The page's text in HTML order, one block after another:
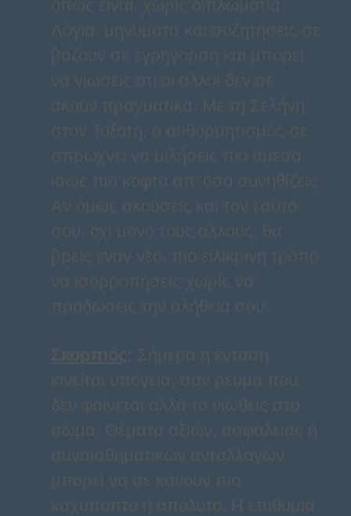
όπως είναι, χωρίς διπλωματία.
Λόγια, μηνύματα και συζητήσεις σε
βάζουν σε εγρήγορση και μπορεί
να νιώσεις ότι οι άλλοι δεν σε
ακούν πραγματικά. Με τη Σελήνη
στον Τοξότη, ο αυθορμητισμός σε
σπρώχνει να μιλήσεις πιο άμεσα,
ίσως πιο κοφτά απ’ όσο συνηθίζεις.
Αν όμως ακούσεις και τον εαυτό
σου, όχι μόνο τους άλλους, θα
βρεις έναν νέο, πιο ειλικρινή τρόπο
να ισορροπήσεις χωρίς να
προδώσεις την αλήθεια σου.
Σκορπιός: Σήμερα η ένταση
κινείται υπόγεια, σαν ρεύμα που
δεν φαίνεται αλλά το νιώθεις στο
σώμα. Θέματα αξιών, ασφάλειας ή
συναισθηματικών ανταλλαγών
μπορεί να σε κάνουν πιο
καχύποπτο ή απόλυτο. Η επιθυμία